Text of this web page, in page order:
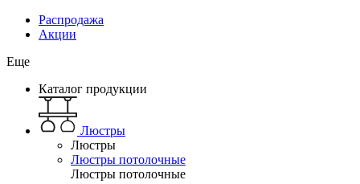
Распродажа
Акции
Еще
Каталог продукции
Люстры
Люстры
Люстры потолочные
Люстры потолочные